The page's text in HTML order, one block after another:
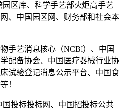
区库、科学手艺部火炬高手艺
、中国园区网、财务部和社会本
艺消息核心（NCBI）、中国
配备协会、中国医疗器械行业协
试验登记消息公示平台、中国食
！
投标投标网、中国招投标公共